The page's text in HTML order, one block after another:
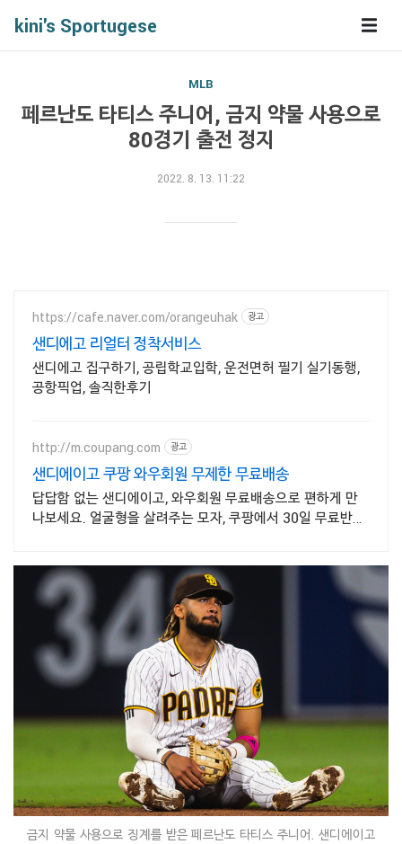
kini's Sportugese
MLB
페르난도 타티스 주니어, 금지 약물 사용으로
80경기 출전 정지
2022. 8. 13. 11:22
https://cafe.naver.com/orangeuhak 광고
샌디에고 리얼터 정착서비스
샌디에고 집구하기, 공립학교입학, 운전면허 필기 실기동행,
공항픽업, 솔직한후기
http://m.coupang.com 광고
샌디에이고 쿠팡 와우회원 무제한 무료배송
답답함 없는 샌디에이고, 와우회원 무료배송으로 편하게 만
나보세요. 얼굴형을 살려주는 모자, 쿠팡에서 30일 무료반품
금지 약물 사용으로 징계를 받은 페르난도 타티스 주니어. 샌디에이고